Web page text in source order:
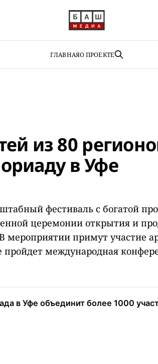
ГЛАВНАЯО ПРОЕКТЕ
из 80
в Уфе
фестиваль с богатой
церемонии открытия и
мероприятии примут участие
пройдет международная
в Уфе объединит более 1000